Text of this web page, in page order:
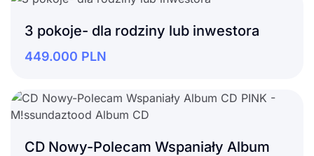
3 pokoje- dla rodziny lub inwestora
449.000 PLN
CD Nowy-Polecam Wspaniały Album